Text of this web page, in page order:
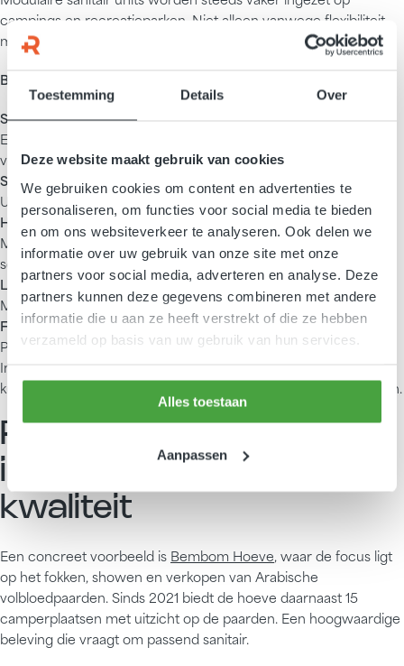
Toestemming Details Over
Deze website maakt gebruik van cookies
We gebruiken cookies om content en advertenties te
personaliseren, om functies voor social media te bieden
en om ons websiteverkeer te analyseren. Ook delen we
informatie over uw gebruik van onze site met onze
partners voor social media, adverteren en analyse. Deze
partners kunnen deze gegevens combineren met andere
informatie die u aan ze heeft verstrekt of die ze hebben
verzameld op basis van uw gebruik van hun services.
Alles toestaan
Aanpassen
campings en recreatieparken. Niet alleen vanwege flexibiliteit,
maar vooral vanwege efficiënt beheer.
Belangrijkste voordelen:
Schaalbaarheid
Eenvoudig opschalen tijdens drukke periodes zonder grote
verbouwingen
Snelle plaatsing
Units zijn direct inzetbaar en vereisen minimale installatietijd
Hygiënisch ontwerp
Materialen en indeling zijn gericht op snel en grondig
schoonmaken
Lagere operationele druk
Minder schoonmaaktijd per gebruiker door betere spreiding
Flexibele positionering
Plaats sanitair dichter bij kampeerplekken of uitbreidingszones
In de praktijk betekent dit dat campings hun capaciteit beter
kunnen afstemmen op vraag, zonder structureel hogere kosten.
Praktijkvoorbeeld:
inspelen op beleving en
kwaliteit
Een concreet voorbeeld is Bembom Hoeve, waar de focus ligt
op het fokken, showen en verkopen van Arabische
volbloedpaarden. Sinds 2021 biedt de hoeve daarnaast 15
camperplaatsen met uitzicht op de paarden. Een hoogwaardige
beleving die vraagt om passend sanitair.